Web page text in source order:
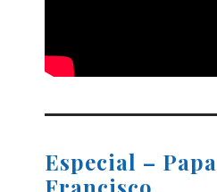
Especial – Papa